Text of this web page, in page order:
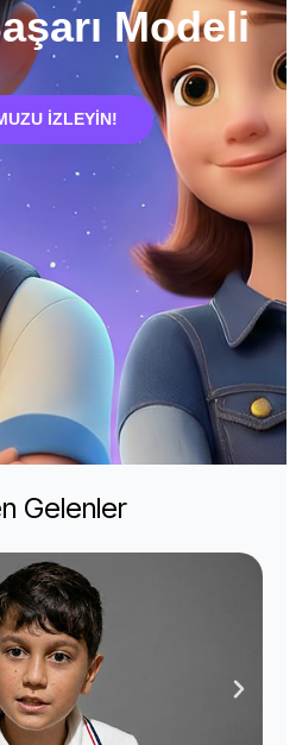
ile
Mutlu Veli
Gelenler